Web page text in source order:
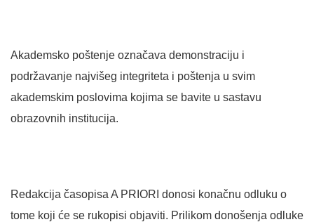
Akademsko poštenje označava demonstraciju i
podržavanje najvišeg integriteta i poštenja u svim
akademskim poslovima kojima se bavite u sastavu
obrazovnih institucija.
Redakcija časopisa A PRIORI donosi konačnu odluku o
tome koji će se rukopisi objaviti. Prilikom donošenja odluke